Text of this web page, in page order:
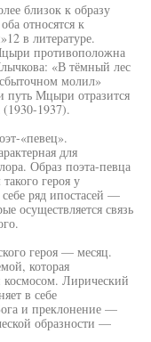
близок к образу
относятся к
в литературе.
противоположна
«В тёмный лес
молил»
путь Мцыри отразится
(1930-1937).
«певец».
для
Образ поэта-певца
героя у
ряд ипостасей —
осуществляется связь
героя — месяц.
которая
космосом. Лирический
в себе
и преклонение —
образности —